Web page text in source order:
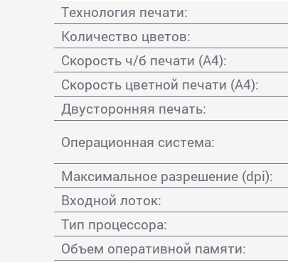
Технология печати:
Количество цветов:
Скорость ч/б печати (А4):
Скорость цветной печати (А4):
Двусторонняя печать:
Операционная система:
Максимальное разрешение (dpi):
Входной лоток:
Тип процессора:
Объем оперативной памяти: